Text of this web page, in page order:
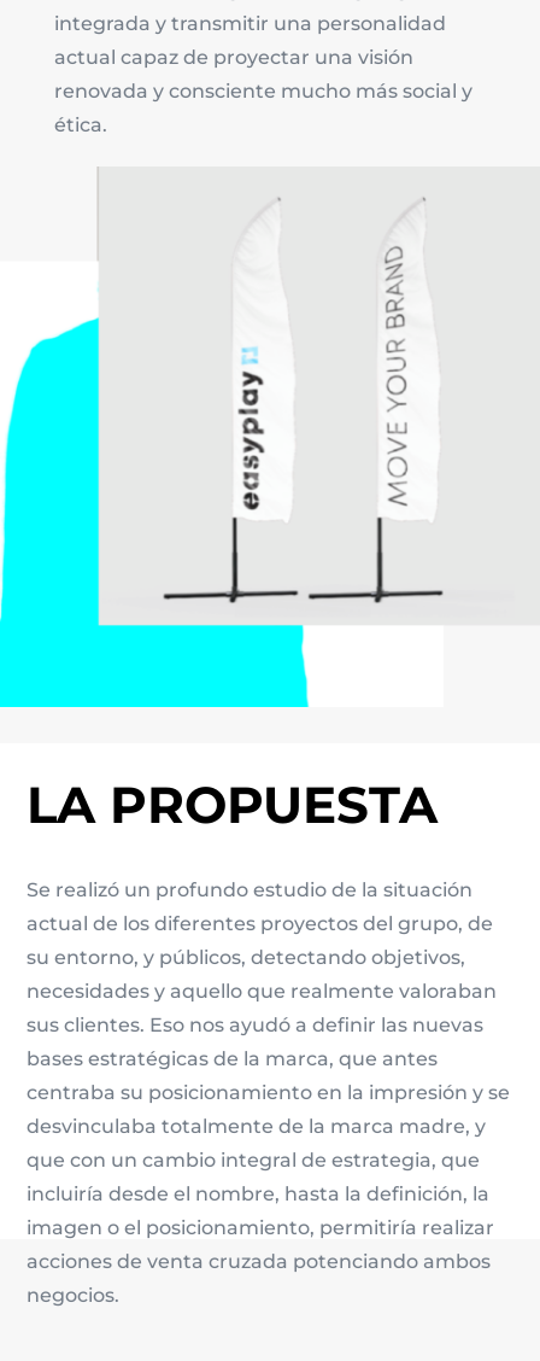
integrada y transmitir una personalidad
actual capaz de proyectar una visión
renovada y consciente mucho más social y
ética.
LA PROPUESTA
Se realizó un profundo estudio de la situación
actual de los diferentes proyectos del grupo, de
su entorno, y públicos, detectando objetivos,
necesidades y aquello que realmente valoraban
sus clientes. Eso nos ayudó a definir las nuevas
bases estratégicas de la marca, que antes
centraba su posicionamiento en la impresión y se
desvinculaba totalmente de la marca madre, y
que con un cambio integral de estrategia, que
incluiría desde el nombre, hasta la definición, la
imagen o el posicionamiento, permitiría realizar
acciones de venta cruzada potenciando ambos
negocios.